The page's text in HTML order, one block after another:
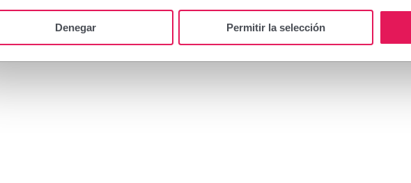
Denegar Permitir la selección